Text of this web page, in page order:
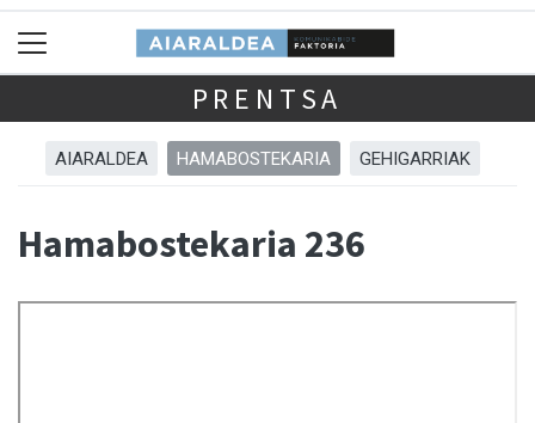
PRENTSA
AIARALDEA HAMABOSTEKARIA GEHIGARRIAK
Hamabostekaria 236